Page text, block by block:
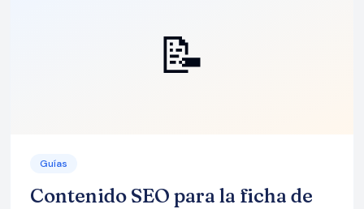
📝
Guías
Contenido SEO para la ficha de